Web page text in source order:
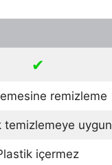
✔
remizleme
temizlemeye uygun
içermez